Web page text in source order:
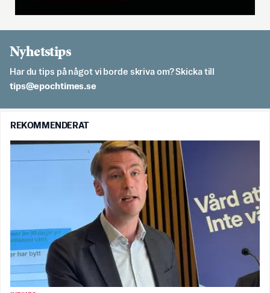
Nyhetstips
Har du tips på något vi borde skriva om? Skicka till
es.semithcope@spit
REKOMMENDERAT